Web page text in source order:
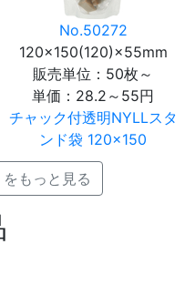
No.50272
120×150(120)×55mm
販売単位：50枚～
単価： 28.2～55円
チャック付透明NYLLスタ
ンド袋 120×150
もっと見る